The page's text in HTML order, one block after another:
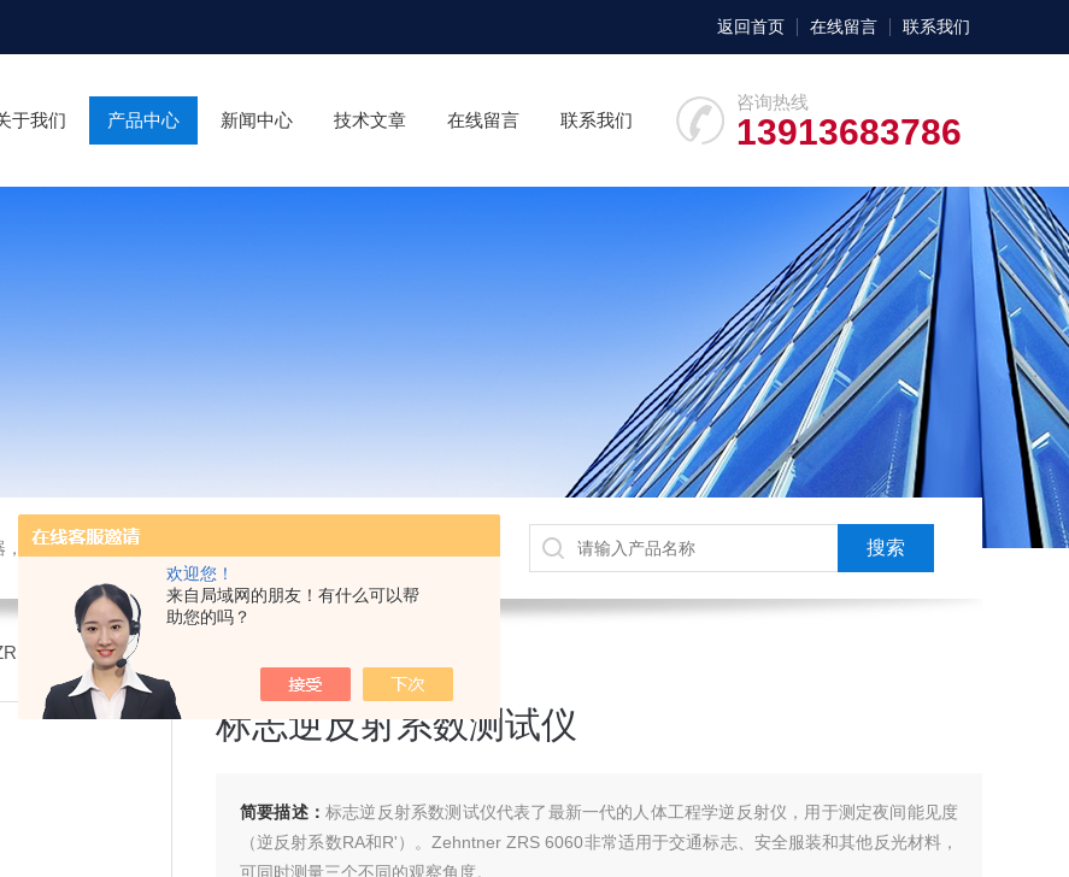
欢迎您！
来自局域网的朋友！有什么可以帮
助您的吗？
返回首页 在线留言 联系我们
咨询热线
13913683786
于我们 产品中心 新闻中心 技术文章 在线留言 联系我们
器，检测仪器，物探仪器，勘察仪器，试验机试验箱，整体方案
标志逆反射系数测试仪
标志逆反射系数测试仪
简要描述： 标志逆反射系数测试仪代表了最新一代的人体工程学逆反射仪，用于测定夜间能见度
（逆反射系数RA和R'）。Zehntner ZRS 6060非常适用于交通标志、安全服装和其他反光材料，
可同时测量三个不同的观察角度。